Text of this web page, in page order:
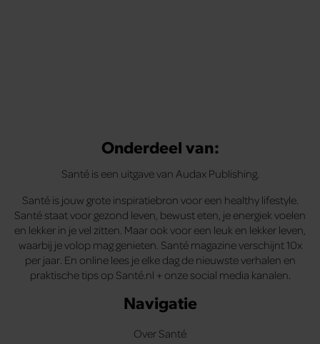
Onderdeel van:
Santé is een uitgave van Audax Publishing.
Santé is jouw grote inspiratiebron voor een healthy lifestyle.
Santé staat voor gezond leven, bewust eten, je energiek voelen
en lekker in je vel zitten. Maar ook voor een leuk en lekker leven,
waarbij je volop mag genieten. Santé magazine verschijnt 10x
per jaar. En online lees je elke dag de nieuwste verhalen en
praktische tips op Santé.nl + onze social media kanalen.
Navigatie
Over Santé